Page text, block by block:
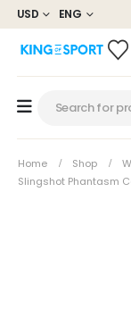
USD ENG
Home Shop
Slingshot Phantasm